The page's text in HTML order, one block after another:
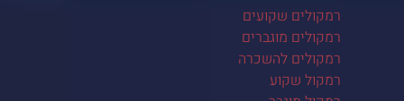
רמקולים שקועים
רמקולים מוגברים
רמקולים להשכרה
רמקול שקוע